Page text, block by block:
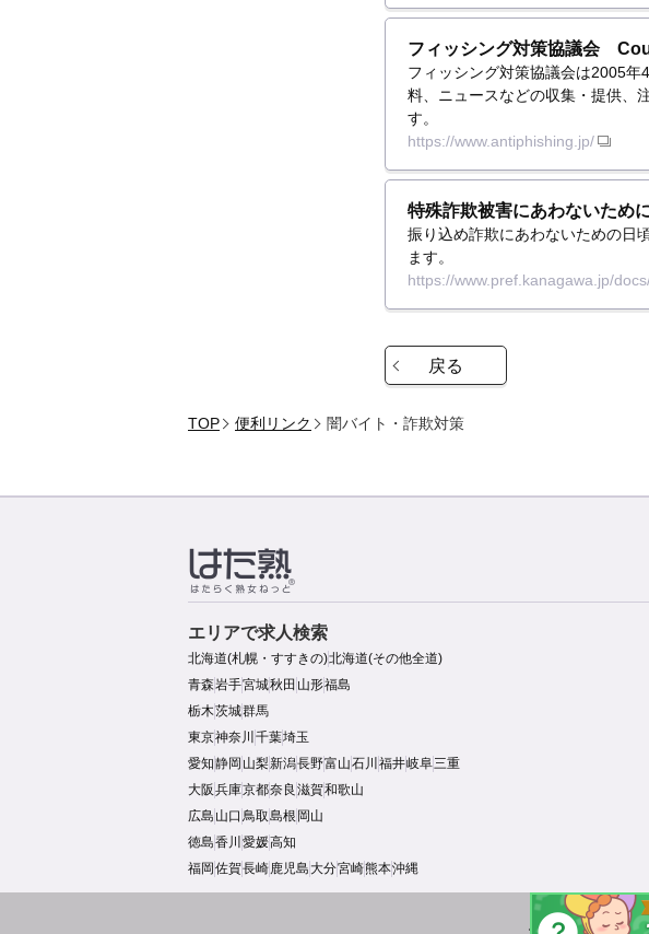
フィッシング対策協議会
フィッシング対策協議会は2005
料、ニュースなどの収集・提供、
す。
https://www.antiphishing.jp/
特殊詐欺被害にあわないため
振り込め詐欺にあわないための日
ます。
https://www.pref.kanagawa.jp/
戻る
TOP 便利リンク 闇バイト・詐欺対策
エリアで求人検索
北海道(札幌・すすきの)北海道(その他全道)
青森岩手宮城秋田 山形福島
栃木茨城群馬
東京神奈川 千葉埼玉
愛知静岡 山梨新潟長野富山石川 福井岐阜三重
大阪 兵庫京都奈良 滋賀和歌山
広島 山口 鳥取島根 岡山
徳島香川 愛媛高知
福岡 佐賀長崎鹿児島 大分宮崎熊本沖縄
40代・50代・60代採用